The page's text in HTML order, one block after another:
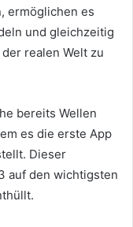
ermöglichen es
und gleichzeitig
realen Welt zu
bereits Wellen
es die erste App
Dieser
auf den wichtigsten